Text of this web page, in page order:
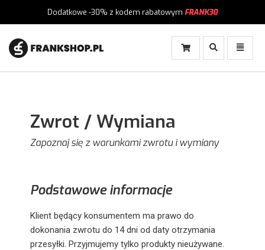
Dodatkowe -30% z kodem rabatowym FRANK30
Włącz
Menu
Włącz
Wyszukiwanie
Zwrot / Wymiana
Zapoznaj się z warunkami zwrotu i wymiany
Podstawowe informacje
Klient będący konsumentem ma prawo do
dokonania zwrotu do 14 dni od daty otrzymania
przesyłki. Przyjmujemy tylko produkty nieużywane.